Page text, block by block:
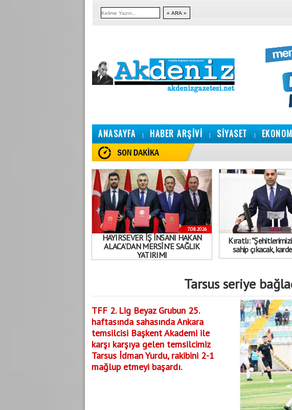
ANASAYFA | HABER ARŞİVİ | SİYASET |
7.08.2026
HAYIRSEVER İŞ İNSANI HAKAN
ALACA’DAN MERSİN’E SAĞLIK
YATIRIMI
Kıratlı:
sahip çıkacak,
Tarsus seriye
TFF 2. Lig Beyaz Grubun 25.
haftasında sahasında Ankara
temsilcisi Başkent Akademi ile
karşı karşıya gelen temsilcimiz
Tarsus İdman Yurdu, rakibini 2-1
mağlup etmeyi başardı.